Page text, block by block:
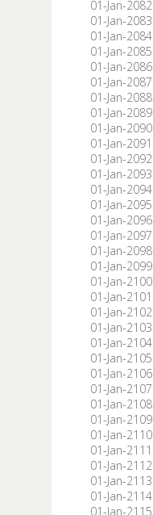
01-Jan-2082
01-Jan-2083
01-Jan-2084
01-Jan-2085
01-Jan-2086
01-Jan-2087
01-Jan-2088
01-Jan-2089
01-Jan-2090
01-Jan-2091
01-Jan-2092
01-Jan-2093
01-Jan-2094
01-Jan-2095
01-Jan-2096
01-Jan-2097
01-Jan-2098
01-Jan-2099
01-Jan-2100
01-Jan-2101
01-Jan-2102
01-Jan-2103
01-Jan-2104
01-Jan-2105
01-Jan-2106
01-Jan-2107
01-Jan-2108
01-Jan-2109
01-Jan-2110
01-Jan-2111
01-Jan-2112
01-Jan-2113
01-Jan-2114
01-Jan-2115